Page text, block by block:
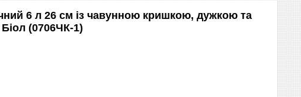
6 л 26 см із чавунною кришкою, дужкою та
(0706ЧК-1)